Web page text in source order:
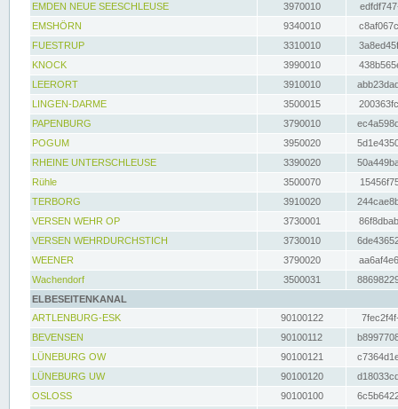
EMDEN NEUE SEESCHLEUSE
3970010
EMSHÖRN
9340010
FUESTRUP
3310010
KNOCK
3990010
LEERORT
3910010
LINGEN-DARME
3500015
PAPENBURG
3790010
POGUM
3950020
RHEINE UNTERSCHLEUSE
3390020
Rühle
3500070
TERBORG
3910020
VERSEN WEHR OP
3730001
VERSEN WEHRDURCHSTICH
3730010
WEENER
3790020
Wachendorf
3500031
ELBESEITENKANAL
ARTLENBURG-ESK
90100122
BEVENSEN
90100112
LÜNEBURG OW
90100121
LÜNEBURG UW
90100120
OSLOSS
90100100